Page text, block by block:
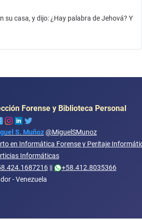
su casa, y dijo: ¿Hay palabra de Jehová? Y
Forense y Biblioteca Personal
S. Muñoz @MiguelSMunoz
en Informática Forense y Peritaje
Informáticas
||
+58.412.8035366
- Venezuela